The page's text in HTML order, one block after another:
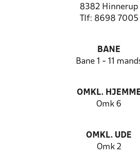
8382 Hinnerup
Tlf: 8698 7005
BANE
Bane 1 - 11
OMKL.
Omk 6
OMKL. UDE
Omk 2